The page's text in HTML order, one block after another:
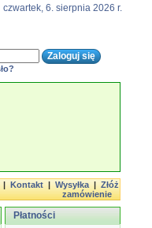
czwartek, 6. sierpnia 2026 r.
Kontakt|Wysyłka|Złóż
zamówienie
Płatności